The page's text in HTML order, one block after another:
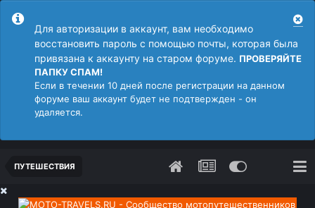
Для авторизации в аккаунт, вам необходимо
восстановить пароль с помощью почты, которая была
привязана к аккаунту на старом форуме. ПРОВЕРЯЙТЕ
ПАПКУ СПАМ!
Если в течении 10 дней после регистрации на данном
форуме ваш аккаунт будет не подтвержден - он
удаляется.
ПУТЕШЕСТВИЯ